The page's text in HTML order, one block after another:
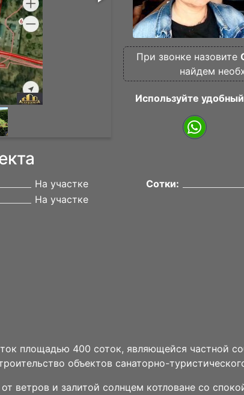
При звонке назовите
найдем
Используйте
На участке
На участке
Сотки:
площадью 400 соток, являющейся частной
объектов санаторно-
ветров и залитой солнцем котловане со